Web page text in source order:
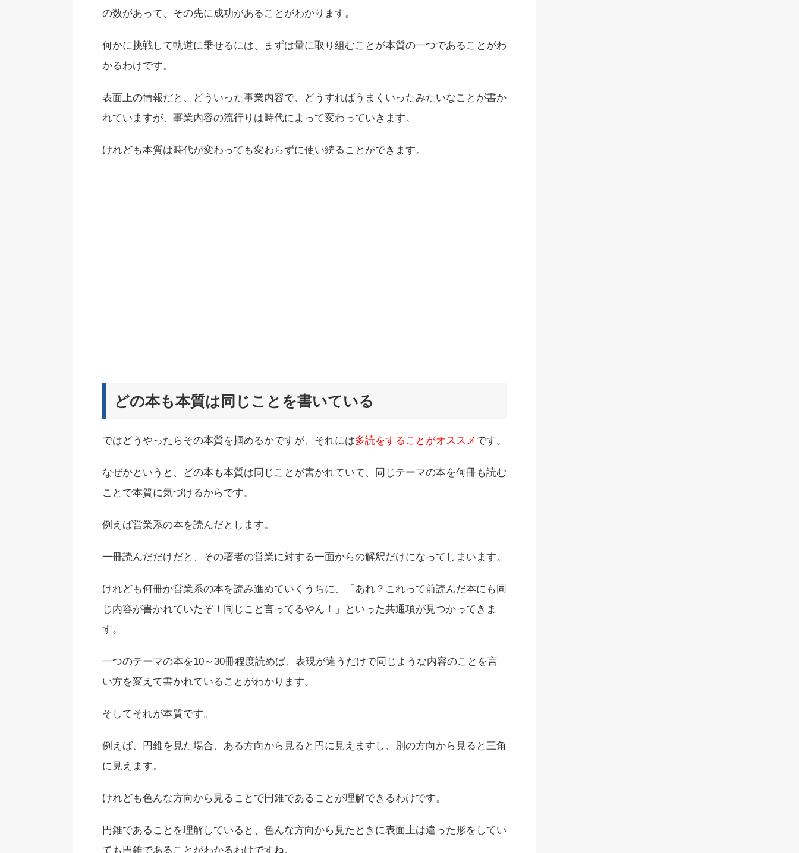
の数があって、その先に成功があることがわかります。
何かに挑戦して軌道に乗せるには、まずは量に取り組むことが本質の一つであることがわ
かるわけです。
表面上の情報だと、どういった事業内容で、どうすればうまくいったみたいなことが書か
れていますが、事業内容の流行りは時代によって変わっていきます。
けれども本質は時代が変わっても変わらずに使い続ることができます。
どの本も本質は同じことを書いている
ではどうやったらその本質を掴めるかですが、それには多読をすることがオススメ です。
なぜかというと、
どの本も本質は同じことが書かれていて、同じテーマの本を何冊も読む
ことで本質に気づけるからです。
例えば営業系の本を読んだとします。
一冊読んだだけだと、その著者の営業に対する一面からの解釈だけになってしまいます。
けれども何冊か営業系の本を読み進めていくうちに、「あれ？これって前読んだ本にも同
じ内容が書かれていたぞ！同じこと言ってるやん！」といった共通項が見つかってきま
す。
一つのテーマの本を10～30冊程度読めば、 表現が違うだけで同じような内容のことを言
い方を変えて書かれていることがわかります。
そしてそれが本質です。
例えば、円錐を見た場合、ある方向から見ると円に見えますし、別の方向から見ると三角
に見えます。
けれども色んな方向から見ることで円錐であることが理解できるわけです。
円錐であることを理解していると、色んな方向から見たときに表面上は違った形をしてい
ても円錐であることがわかるわけですね。